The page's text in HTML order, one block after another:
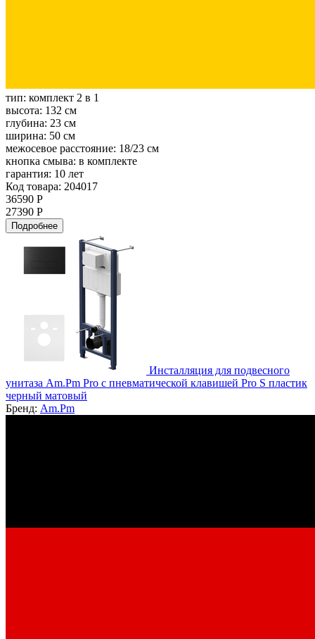
тип: комплект 2 в 1
высота: 132 см
глубина: 23 см
ширина: 50 см
межосевое расстояние: 18/23 см
кнопка смыва: в комплекте
гарантия: 10 лет
Код товара: 204017
36590 Р
27390 Р
Подробнее
Инсталляция для подвесного
унитаза Am.Pm Pro с пневматической клавишей Pro S пластик
черный матовый
Бренд: Am.Pm